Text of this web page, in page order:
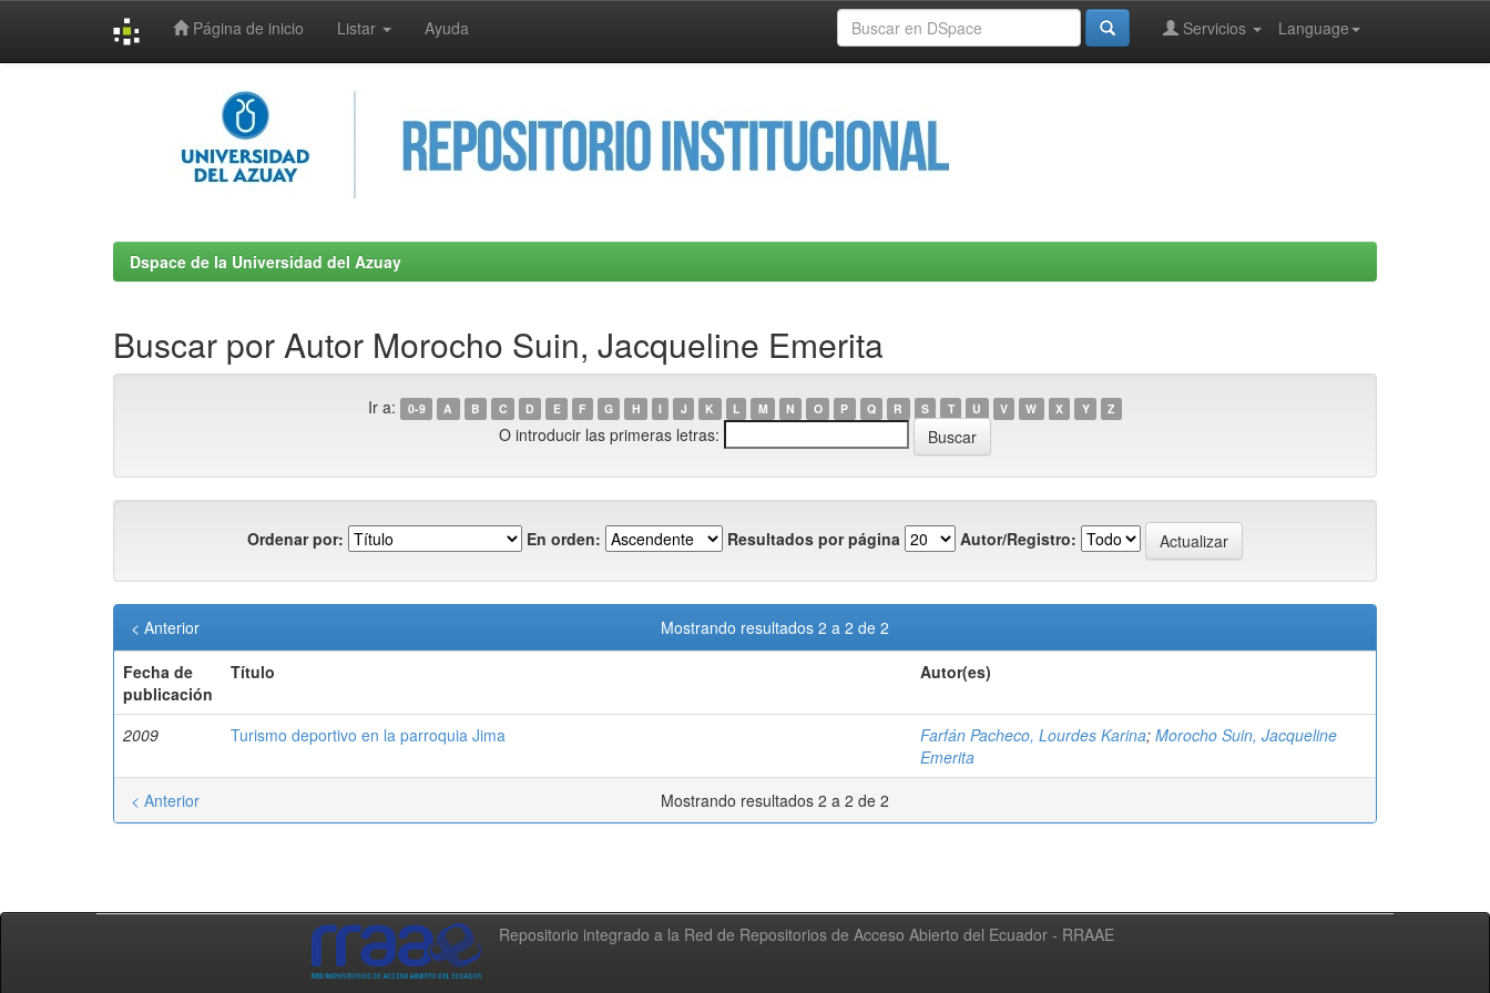
Página de inicio Listar Ayuda Language
Servicios
Dspace de la Universidad del Azuay
Buscar por Autor Morocho Suin, Jacqueline Emerita
Ir a: 0-9 A B C D E F G H I J K L M N O P Q R S T U V W X Y Z
O introducir las primeras letras:
Ordenar por: En orden: Resultados por página Autor/Registro:
Mostrando resultados 2 a 2 de 2
< Anterior
Fecha de
publicación
Título Autor(es)
2009 Turismo deportivo en la parroquia Jima Farfán Pacheco, Lourdes Karina; Morocho Suin, Jacqueline
Emerita
Mostrando resultados 2 a 2 de 2
< Anterior
Repositorio integrado a la Red de Repositorios de Acceso Abierto del Ecuador - RRAAE